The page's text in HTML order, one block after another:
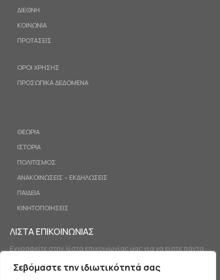
Σεβόμαστε την ιδιωτικότητά σας
ΔΙΕΘΝΗ
ΚΟΙΝΩΝΙΑ
ΠΡΟΤΑΣΕΙΣ
ΟΡΟΙ ΧΡΗΣΗΣ
ΠΡΟΣΩΠΙΚΑ ΔΕΔΟΜΕΝΑ
ΘΕΩΡΙΑ
ΙΣΤΟΡΙΑ
ΠΟΛΙΤΙΣΜΟΣ
ΑΝΑΚΟΙΝΩΣΕΙΣ – ΕΚΔΗΛΩΣΕΙΣ
ΠΑΙΔΕΙΑ
ΚΙΝΗΤΟΠΟΙΗΣΕΙΣ
ΛΙΣΤΑ ΕΠΙΚΟΙΝΩΝΙΑΣ
Εγγραφείτε στην λίστα επικοινωνίας μας για να είστε πάντα